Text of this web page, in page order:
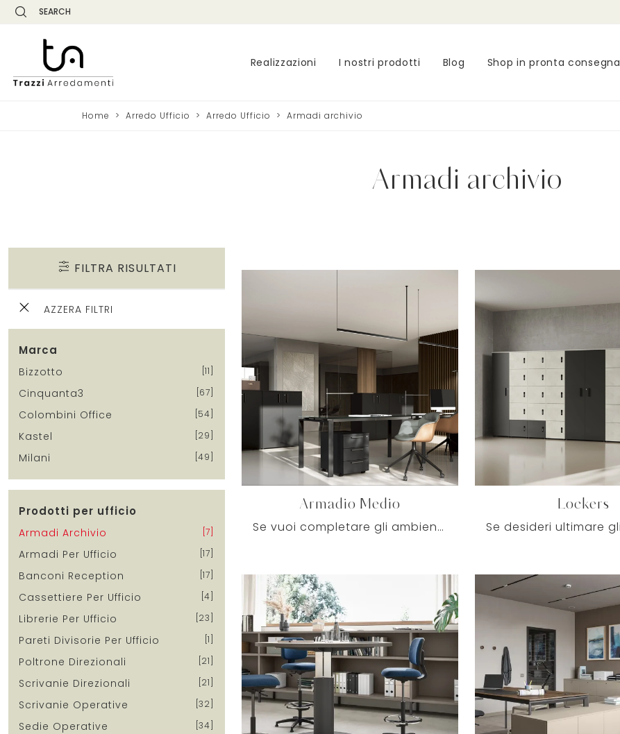
SEARCH
Realizzazioni I nostri prodotti Blog Shop in pronta consegna
Home > Arredo Ufficio > Arredo Ufficio > Armadi archivio
Armadi archivio
FILTRA RISULTATI
AZZERA FILTRI
Marca
Bizzotto 11
Cinquanta3 67
Colombini Office 54
Kastel 29
Milani 49
Prodotti per ufficio
Armadi Archivio 7
Armadi Per Ufficio 17
Banconi Reception 17
Cassettiere Per Ufficio 4
Librerie Per Ufficio 23
Pareti Divisorie Per Ufficio 1
Poltrone Direzionali 21
Scrivanie Direzionali 21
Scrivanie Operative 32
Sedie Operative 34
Armadio Medio
Se vuoi completare gli ambienti di lavoro, ti presentiamo il modello Armadio Medio di Colombini Office tra diverse proposte di armadi archivio.
Lockers